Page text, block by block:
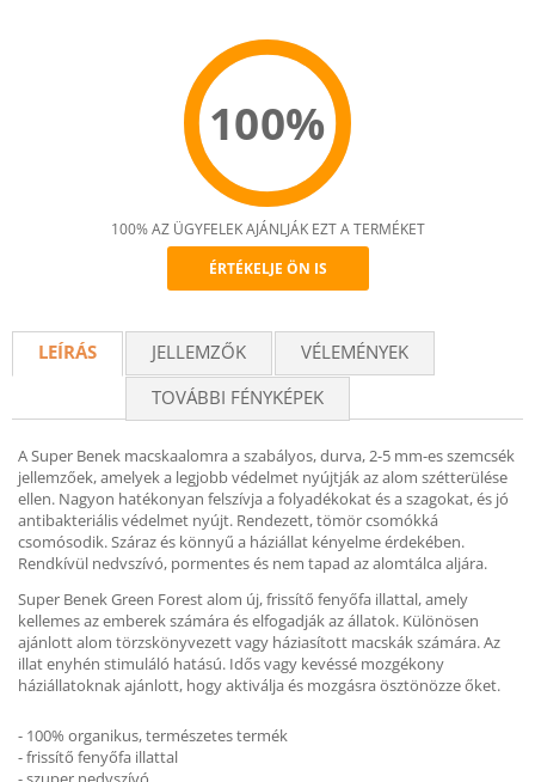
100%
Recommend
100% AZ ÜGYFELEK AJÁNLJÁK EZT A TERMÉKET
ÉRTÉKELJE ÖN IS
LEÍRÁS JELLEMZŐK
VÉLEMÉNYEK
TOVÁBBI FÉNYKÉPEK
A Super Benek macskaalomra a szabályos, durva, 2-5 mm-es szemcsék
jellemzőek, amelyek a legjobb védelmet nyújtják az alom szétterülése
ellen. Nagyon hatékonyan felszívja a folyadékokat és a szagokat, és jó
antibakteriális védelmet nyújt. Rendezett, tömör csomókká
csomósodik. Száraz és könnyű a háziállat kényelme érdekében.
Rendkívül nedvszívó, pormentes és nem tapad az alomtálca aljára.
Super Benek Green Forest alom új, frissítő fenyőfa illattal, amely
kellemes az emberek számára és elfogadják az állatok. Különösen
ajánlott alom törzskönyvezett vagy háziasított macskák számára. Az
illat enyhén stimuláló hatású. Idős vagy kevéssé mozgékony
háziállatoknak ajánlott, hogy aktiválja és mozgásra ösztönözze őket.
- 100% organikus, természetes termék
- frissítő fenyőfa illattal